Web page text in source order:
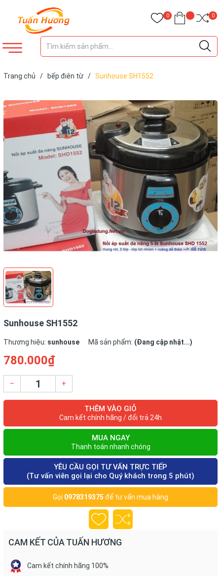
0 0
Trang chủ / bếp điên từ / Sunhouse SH1552
Sunhouse SH1552
Thương hiệu: sunhouse Mã sản phẩm: (Đang cập nhật...)
780.000₫
– +
THÊM VÀO GIỎ
Cam kết chính hãng / đổi trả 24h
MUA NGAY
Thanh toán nhanh chóng
YÊU CẦU GỌI TƯ VẤN TRỰC TIẾP
(Tư vấn viên gọi lại cho Quý khách trong 5 phút)
Gọi 0978319375 để tư vấn mua hàng
CAM KẾT CỦA TUẤN HƯƠNG
Cam kết chính hãng 100%